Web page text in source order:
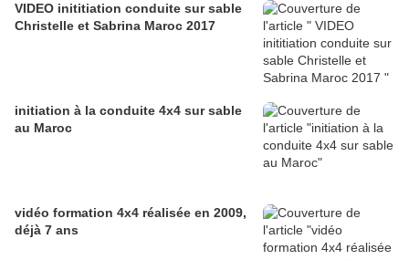
VIDEO inititiation conduite sur sable
Christelle et Sabrina Maroc 2017
initiation à la conduite 4x4 sur sable
au Maroc
vidéo formation 4x4 réalisée en 2009,
déjà 7 ans